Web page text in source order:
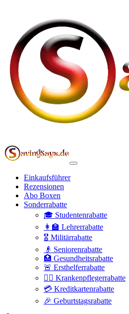
Einkaufsführer
Rezensionen
Abo Boxen
Sonderrabatte
🎓 Studentenrabatte
👩‍🏫 Lehrerrabatte
🎖️ Militärrabatte
👴 Seniorenrabatte
🏥 Gesundheitsrabatte
🚨 Ersthelferrabatte
👩‍⚕️ Krankenpflegerrabatte
💳 Kreditkartenrabatte
🎉 Geburtstagsrabatte